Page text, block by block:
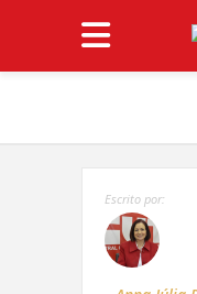
Escrito por: